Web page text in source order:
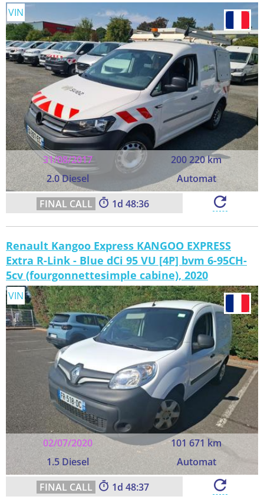
31/08/2017
200 220 km
2.0 Diesel
Automat
VIN
1 48:35
Renault Kangoo Express KANGOO EXPRESS
Extra R-Link - Blue dCi 95 VU [4P] bvm 6-95CH-
5cv (fourgonnettesimple cabine), 2020
02/07/2020
101 671 km
1.5 Diesel
Automat
VIN
1 48:36